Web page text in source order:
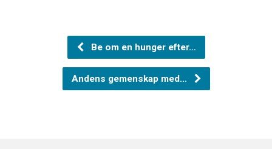
Be om en hunger efter…
Andens gemenskap med…